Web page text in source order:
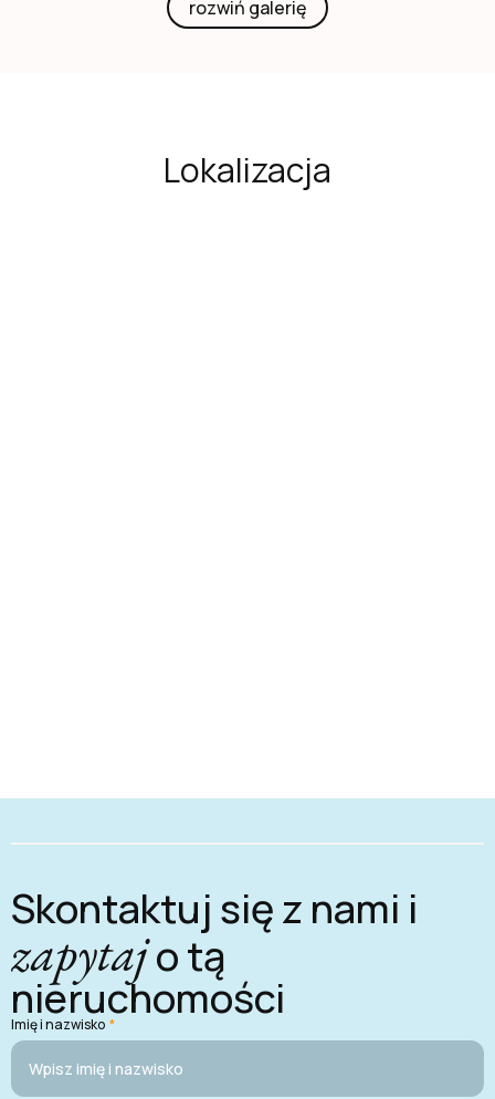
rozwiń galerię
Lokalizacja
Skontaktuj się z nami i
zapytajo tą
nieruchomości
Imię i nazwisko *